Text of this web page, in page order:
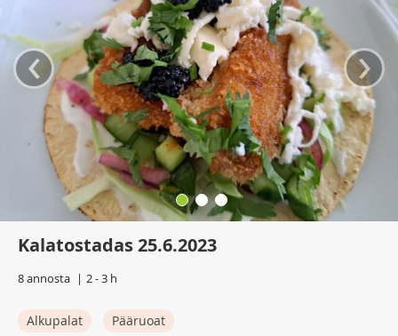
‹ ›
Kalatostadas 25.6.2023
8 annosta 2 - 3 h
Alkupalat Pääruoat